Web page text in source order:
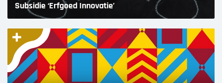
Subsidie ‘Erfgoed Innovatie’